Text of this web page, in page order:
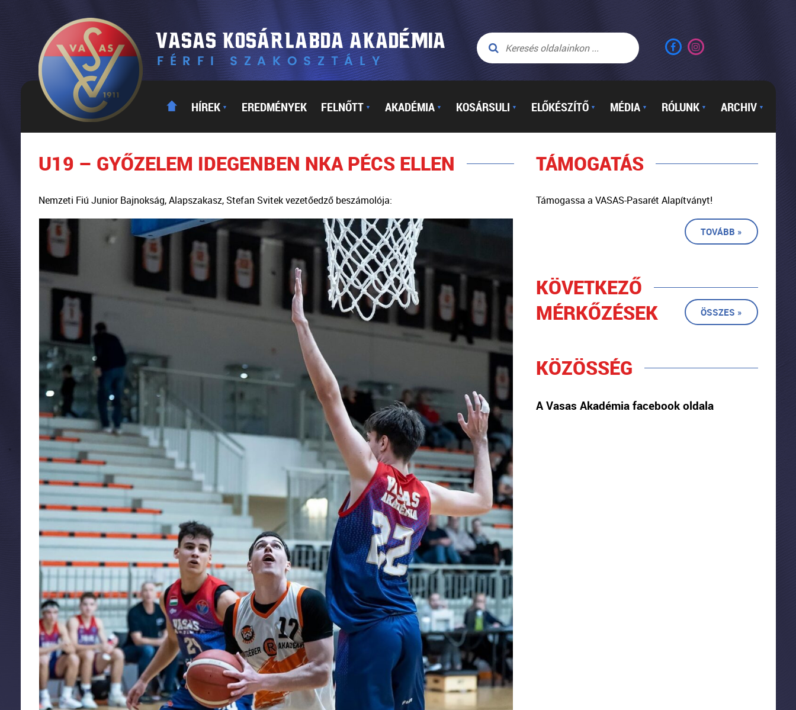
HÍREK ▼ EREDMÉNYEK FELNŐTT ▼ AKADÉMIA ▼ KOSÁRSULI ▼ ELŐKÉSZÍTŐ ▼ MÉDIA ▼ RÓLUNK ▼ ARCHIV ▼
U19 – GYŐZELEM IDEGENBEN NKA PÉCS ELLEN
Nemzeti Fiú Junior Bajnokság, Alapszakasz, Stefan Svitek vezetőedző beszámolója:
TÁMOGATÁS
Támogassa a VASAS-Pasarét Alapítványt!
TOVÁBB »
KÖVETKEZŐ
MÉRKŐZÉSEK
ÖSSZES »
KÖZÖSSÉG
A Vasas Akadémia facebook oldala